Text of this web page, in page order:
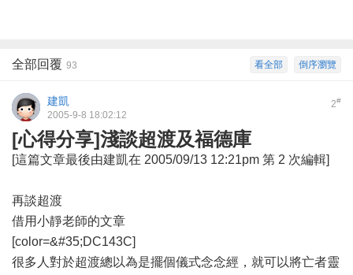
倒序瀏覽
看全部
全部回覆 93
2#
建凱
2005-9-8 18:02:12
[心得分享]淺談超渡及福德庫
[這篇文章最後由建凱在 2005/09/13 12:21pm 第 2 次編輯]
再談超渡
借用小靜老師的文章
[color=&#35;DC143C]
很多人對於超渡總以為是擺個儀式念念經，就可以將亡者靈